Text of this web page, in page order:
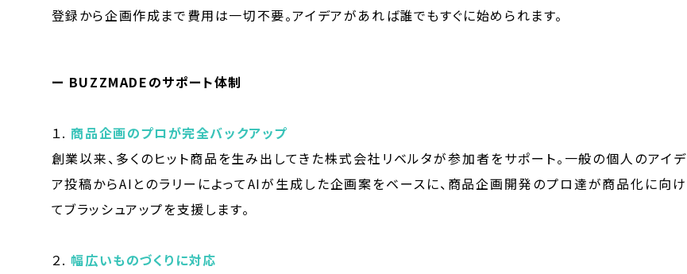
登録から企画作成まで費用は一切不要。アイデアがあれば誰でもすぐに始められます。
ー BUZZMADEのサポート体制
１. 商品企画のプロが完全バックアップ
創業以来、多くのヒット商品を生み出してきた株式会社リベルタが参加者をサポート。一般の個人のアイデ
ア投稿からAIとのラリーによってAIが生成した企画案をベースに、商品企画開発のプロ達が商品化に向け
てブラッシュアップを支援します。
２.幅広いものづくりに対応